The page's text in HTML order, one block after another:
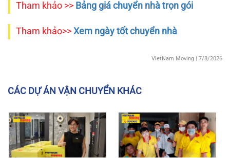
Tham khảo >> Bảng giá chuyển nhà trọn gói
Tham khảo>> Xem ngày tốt chuyển nhà
VietNam Moving | 7/8/2026
CÁC DỰ ÁN VẬN CHUYỂN KHÁC